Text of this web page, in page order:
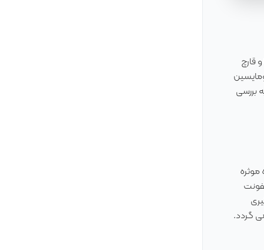
قارچ
بررسی
گردد.